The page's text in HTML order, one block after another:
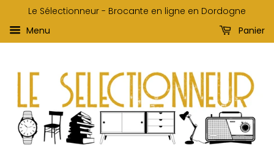
Le Sélectionneur - Brocante en ligne en Dordogne
Menu
Panier